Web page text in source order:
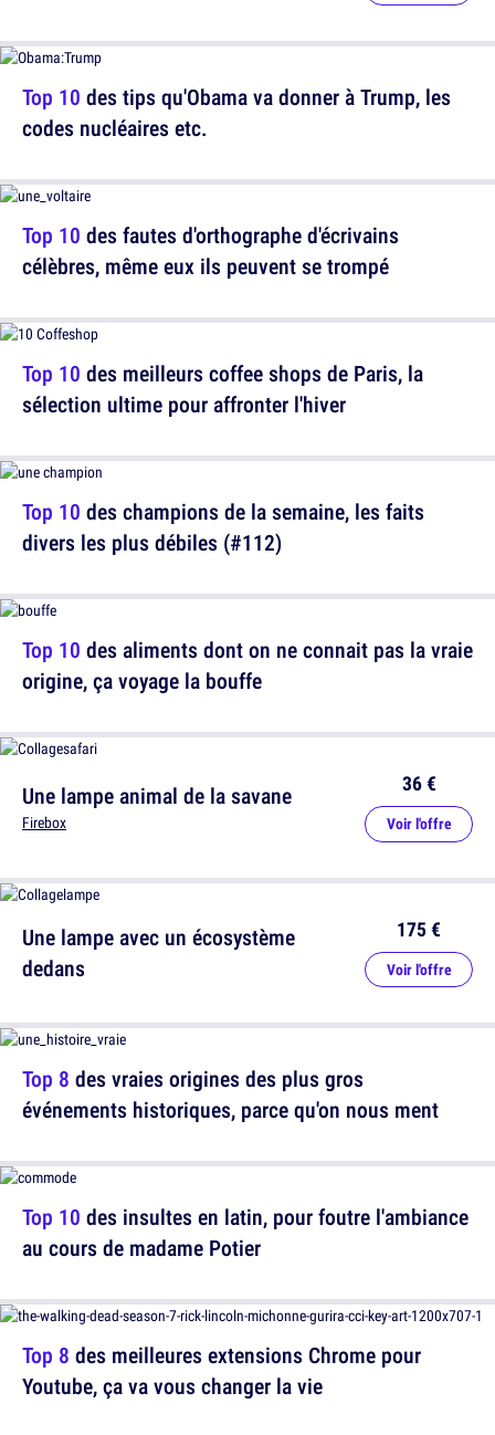
Top 10 des tips qu'Obama va donner à Trump, les
codes nucléaires etc.
Top 10 des meilleurs coffee shops de Paris, la
sélection ultime pour affronter l'hiver
Top 10 des aliments dont on ne connait pas la vraie
origine, ça voyage la bouffe
Top 8 des vraies origines des plus gros
événements historiques, parce qu'on nous ment
Top 8 des meilleures extensions Chrome pour
Youtube, ça va vous changer la vie
Top 10 des fautes d'orthographe d'écrivains
célèbres, même eux ils peuvent se trompé
Top 10 des champions de la semaine, les faits
divers les plus débiles (#112)
Une lampe animal de la savane
Firebox
36 €
Voir l'offre
Une lampe avec un écosystème
dedans
175 €
Voir l'offre
Top 10 des insultes en latin, pour foutre l'ambiance
au cours de madame Potier